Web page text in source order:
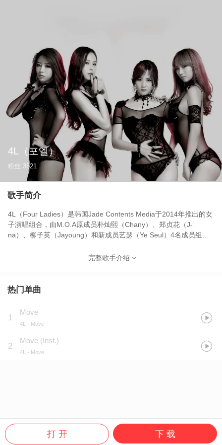
4L （포엘）
粉丝 3821
歌手简介
4L（Four Ladies）是韩国Jade Contents Media于2014年推出的女
子演唱组合，由M.O.A原成员朴灿熙（Chany）、郑贞花（J-
na）、柳子英（Jayoung）和新成员艺瑟（Ye Seul）4名成员组
完整歌手介绍
热门单曲
1
Move
4L - Move
2
Move (Inst.)
4L - Move
打 开 下 载